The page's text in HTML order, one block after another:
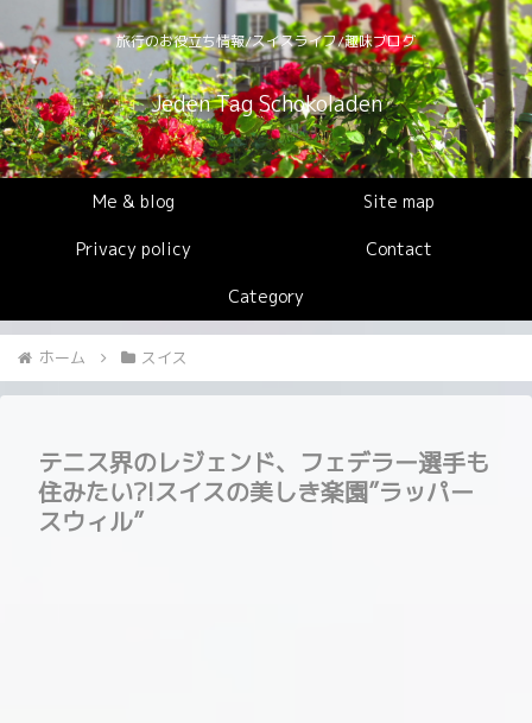
旅行のお役立ち情報/スイスライフ/趣味ブログ
Jeden Tag Schokoladen
Me & blog Site map
Privacy policy Contact
Category
ホーム スイス
テニス界のレジェンド、フェデラー選手も
住みたい?!スイスの美しき楽園”ラッパー
スウィル”